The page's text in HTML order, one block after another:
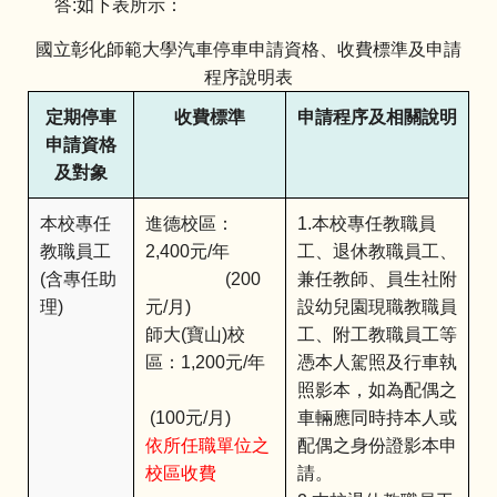
答:如下表所示：
國立彰化師範大學汽車停車申請資格、收費標準及申請
程序說明表
定期停車
申請資格
及對象
收費標準 申請程序及相關說明
本校專任
教職員工
(含專任助
理)
進德校區：
2,400元/年
(200
元/月)
師大(寶山)校
區：1,200元/年
(100元/月)
依所任職單位之
校區收費
1.本校專任教職員
工、退休教職員工、
兼任教師、員生社附
設幼兒園現職教職員
工、附工教職員工等
憑本人駕照及行車執
照影本，如為配偶之
車輛應同時持本人或
配偶之身份證影本申
請。